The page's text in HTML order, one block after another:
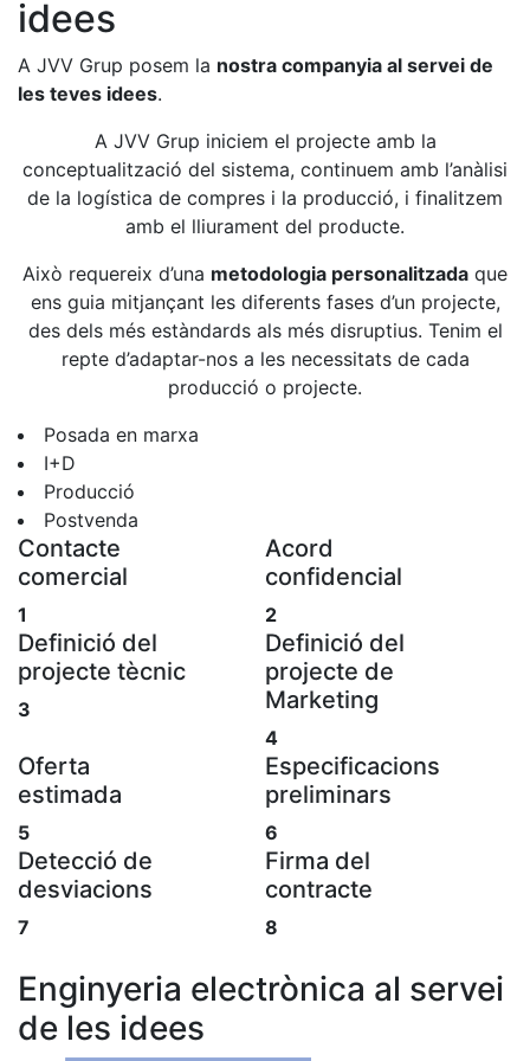
idees
A JVV Grup posem la nostra companyia al servei de
les teves idees.
A JVV Grup iniciem el projecte amb la
conceptualització del sistema, continuem amb l’anàlisi
de la logística de compres i la producció, i finalitzem
amb el lliurament del producte.
Això requereix d’una metodologia personalitzada que
ens guia mitjançant les diferents fases d’un projecte,
des dels més estàndards als més disruptius. Tenim el
repte d’adaptar-nos a les necessitats de cada
producció o projecte.
Posada en marxa
I+D
Producció
Postvenda
Contacte
comercial
1
Acord
confidencial
2
Definició del
projecte tècnic
3
Definició del
projecte de
Marketing
4
Oferta
estimada
5
Especificacions
preliminars
6
Detecció de
desviacions
7
Firma del
contracte
8
Enginyeria electrònica al servei
de les idees